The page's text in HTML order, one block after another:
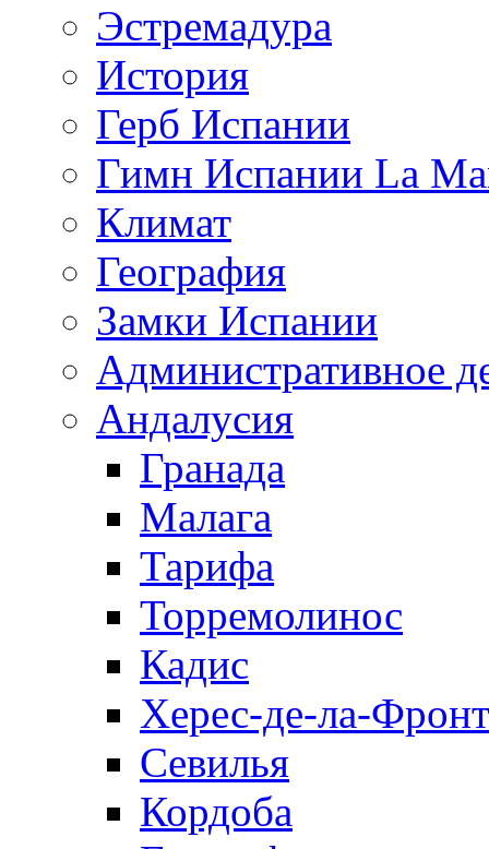
Эстремадура
История
Герб Испании
Гимн Испании La
Климат
География
Замки Испании
Административное
Андалусия
Гранада
Малага
Тарифа
Торремолинос
Кадис
Херес-де-ла-
Севилья
Кордоба